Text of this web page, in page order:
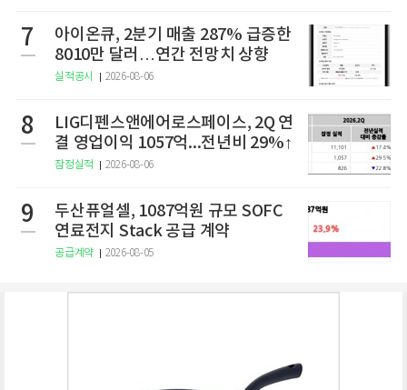
7
아이온큐, 2분기 매출 287% 급증한
8010만 달러…연간 전망치 상향
실적공시 2026-08-06
8
LIG디펜스앤에어로스페이스, 2Q 연
결 영업이익 1057억...전년비 29%↑
잠정실적 2026-08-06
9
두산퓨얼셀, 1087억원 규모 SOFC
연료전지 Stack 공급 계약
공급계약 2026-08-05